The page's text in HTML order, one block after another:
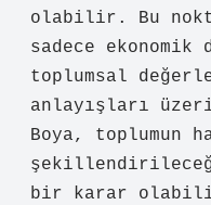
olabilir. Bu
sadece ekonomik
toplumsal
anlayışları
Boya, toplumun
bir karar